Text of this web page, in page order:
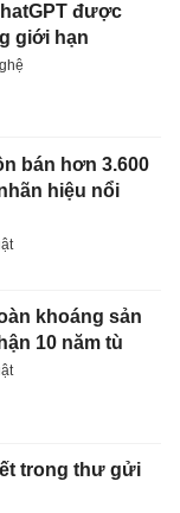
được
giới hạn
bán hơn 3.600
hiệu nổi
khoáng sản
10 năm tù
trong thư gửi